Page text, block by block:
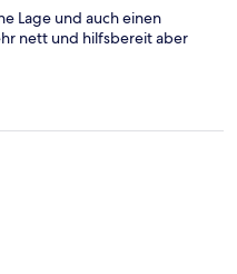
Lage und auch einen
nett und hilfsbereit aber